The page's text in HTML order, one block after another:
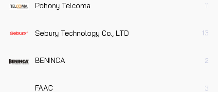
Pohony Telcoma 11
Sebury Technology Co., LTD 13
BENINCA 2
FAAC 3